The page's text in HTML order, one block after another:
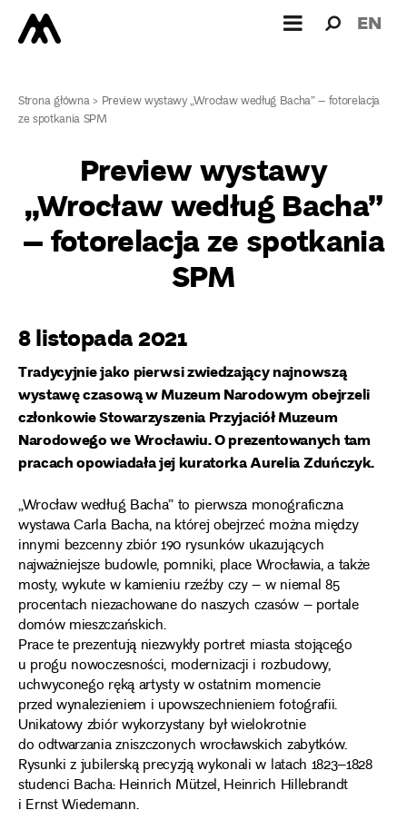
dla: EN
Strona główna> Preview wystawy „Wrocław według Bacha” – fotorelacja
ze spotkania SPM
Preview wystawy
„Wrocław według Bacha”
– fotorelacja ze spotkania
SPM
8 listopada 2021
Tradycyjnie jako pierwsi zwiedzający najnowszą
wystawę czasową w Muzeum Narodowym obejrzeli
członkowie Stowarzyszenia Przyjaciół Muzeum
Narodowego we Wrocławiu. O prezentowanych tam
pracach opowiadała jej kuratorka Aurelia Zduńczyk.
„Wrocław według Bacha” to pierwsza monograficzna
wystawa Carla Bacha, na której obejrzeć można między
innymi bezcenny zbiór 190 rysunków ukazujących
najważniejsze budowle, pomniki, place Wrocławia, a także
mosty, wykute w kamieniu rzeźby czy – w niemal 85
procentach niezachowane do naszych czasów – portale
domów mieszczańskich.
Prace te prezentują niezwykły portret miasta stojącego
u progu nowoczesności, modernizacji i rozbudowy,
uchwyconego ręką artysty w ostatnim momencie
przed wynalezieniem i upowszechnieniem fotografii.
Unikatowy zbiór wykorzystany był wielokrotnie
do odtwarzania zniszczonych wrocławskich zabytków.
Rysunki z jubilerską precyzją wykonali w latach 1823–1828
studenci Bacha: Heinrich Mützel, Heinrich Hillebrandt
i Ernst Wiedemann.